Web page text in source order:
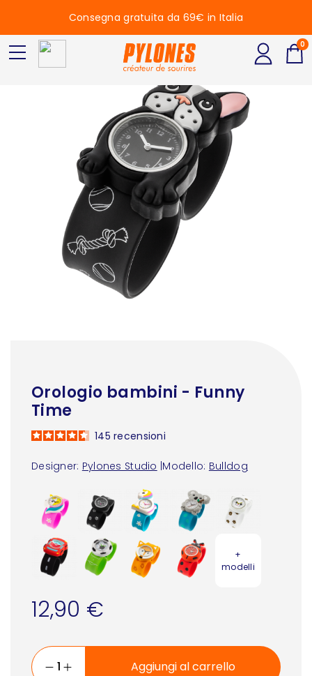
Orologio bambini - Funny
Time
Designer: Pylones Studio Modello: Bulldog
145recensioni
+
modelli
12,90 €
Aggiungi al carrello
Consegna gratuita da 69€ in Italia
0